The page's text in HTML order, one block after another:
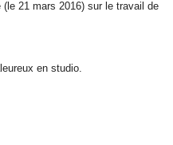
21 mars 2016) sur le travail de
en studio.